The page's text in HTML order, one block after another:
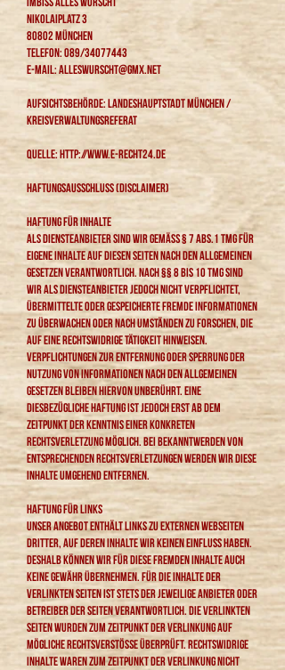
Imbiss Alles Wurscht
Nikolaiplatz 3
80802 München
Telefon: 089/34077443
E-Mail:alleswurscht@gmx.net
Aufsichtsbehörde: Landeshauptstadt München /
Kreisverwaltungsreferat
Quelle: http://www.e-recht24.de
Haftungsausschluss (Disclaimer)
Haftung für Inhalte
Als Diensteanbieter sind wir gemäß § 7 Abs.1 TMG für
eigene Inhalte auf diesen Seiten nach den allgemeinen
Gesetzen verantwortlich. Nach §§ 8 bis 10 TMG sind
wir als Diensteanbieter jedoch nicht verpflichtet,
übermittelte oder gespeicherte fremde Informationen
zu überwachen oder nach Umständen zu forschen, die
auf eine rechtswidrige Tätigkeit hinweisen.
Verpflichtungen zur Entfernung oder Sperrung der
Nutzung von Informationen nach den allgemeinen
Gesetzen bleiben hiervon unberührt. Eine
diesbezügliche Haftung ist jedoch erst ab dem
Zeitpunkt der Kenntnis einer konkreten
Rechtsverletzung möglich. Bei Bekanntwerden von
entsprechenden Rechtsverletzungen werden wir diese
Inhalte umgehend entfernen.
Haftung für Links
Unser Angebot enthält Links zu externen Webseiten
Dritter, auf deren Inhalte wir keinen Einfluss haben.
Deshalb können wir für diese fremden Inhalte auch
keine Gewähr übernehmen. Für die Inhalte der
verlinkten Seiten ist stets der jeweilige Anbieter oder
Betreiber der Seiten verantwortlich. Die verlinkten
Seiten wurden zum Zeitpunkt der Verlinkung auf
mögliche Rechtsverstöße überprüft. Rechtswidrige
Inhalte waren zum Zeitpunkt der Verlinkung nicht